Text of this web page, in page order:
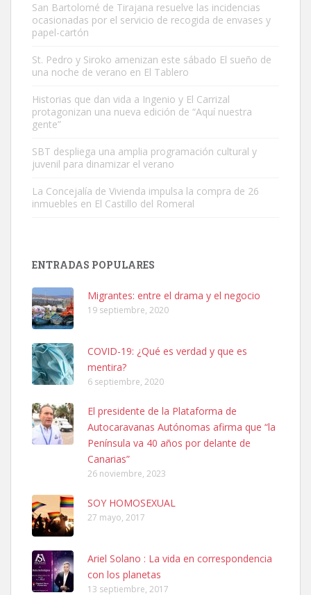
Este gato macho ha aparecido en la calle hace menos de un mes,
es muy manso y extremadamente cari...
Leales.org » Gran Canaria
Leales.org » Gran Canaria
SHIBA PERDIDO AVDA JOSE MESA Y LOPEZ
PERRO MACHO RAZA SHIBA CON MICROCHIP PERDIDO HOY
06/07/2025 ZONA MESA Y LOPEZ. ES MUY ASUSTADIZO
Leales.org » Gran Canaria
6.7.2025
Ninfa perdida
El día 5 se los perdió una ninfa papillera, asustada tiene miedo a la
San Bartolomé de Tirajana resuelve las incidencias
ocasionadas por el servicio de recogida de envases y
papel-cartón
St. Pedro y Siroko amenizan este sábado El sueño de
una noche de verano en El Tablero
Historias que dan vida a Ingenio y El Carrizal
protagonizan una nueva edición de “Aquí nuestra
gente”
SBT despliega una amplia programación cultural y
juvenil para dinamizar el verano
La Concejalía de Vivienda impulsa la compra de 26
inmuebles en El Castillo del Romeral
ENTRADAS POPULARES
Migrantes: entre el drama y el negocio
19 septiembre, 2020
COVID-19: ¿Qué es verdad y que es
mentira?
6 septiembre, 2020
El presidente de la Plataforma de
Autocaravanas Autónomas afirma que “la
Península va 40 años por delante de
Canarias”
26 noviembre, 2023
SOY HOMOSEXUAL
27 mayo, 2017
Ariel Solano : La vida en correspondencia
con los planetas
13 septiembre, 2017